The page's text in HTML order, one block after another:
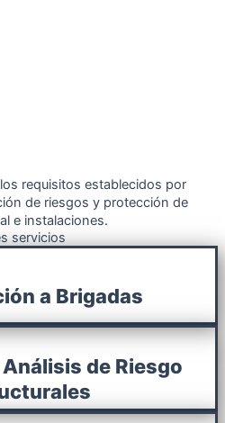
requisitos establecidos por
de riesgos y protección de
e instalaciones.
servicios
a Brigadas
de Riesgo